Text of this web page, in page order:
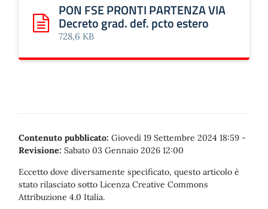
Scarica: PON FSE PRONTI PARTENZA VIA Decreto grad.
PON FSE PRONTI PARTENZA VIA
Decreto grad. def. pcto estero
728,6 KB
Contenuto pubblicato: Giovedì 19 Settembre 2024 18:59 -
Revisione: Sabato 03 Gennaio 2026 12:00
Eccetto dove diversamente specificato, questo articolo è
stato rilasciato sotto Licenza Creative Commons
Attribuzione 4.0 Italia.